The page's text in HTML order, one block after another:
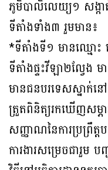
ភូមិបាលិលេយ្យ១ សង្ក
ទីតាំងទាំង៣ រួមមាន៖​
*ទីតាំងទី១ មានឈ្មោះ
ទីតាំងផ្ទះវីឡា២ល្វែ
មានជនបរទេសស្នាក់ន
ត្រួតពិនិត្យរកឃើញសម្
សញ្ញាណនៃការប្រព្រឹ
ការងារសម្រេចជារួម